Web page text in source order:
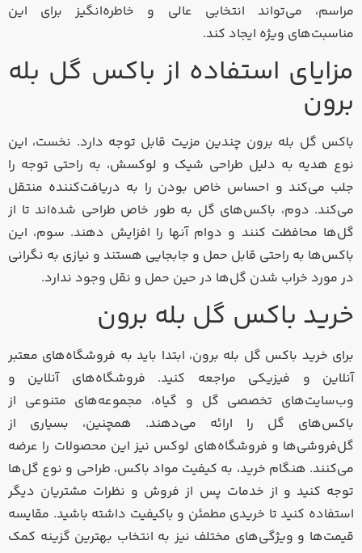
مراسم، می‌تواند انتخابی عالی و خاطره‌انگیز برای این
مناسبت‌های ویژه ایجاد کند.
مزایای استفاده از باکس گل بله
برون
باکس گل بله برون چندین مزیت قابل توجه دارد. نخست، این
نوع هدیه به دلیل طراحی شیک و لوکسش، به راحتی توجه را
جلب می‌کند و احساس خاص بودن را به دریافت‌کننده منتقل
می‌کند. دوم، باکس‌های گل به طور خاص طراحی شده‌اند تا از
گل‌ها محافظت کنند و دوام آنها را افزایش دهند. سوم، این
باکس‌ها به راحتی قابل حمل و جابجایی هستند و نیازی به نگرانی
در مورد خراب شدن گل‌ها در حین حمل و نقل وجود ندارد.
خرید باکس گل بله برون
برای خرید باکس گل بله برون، ابتدا باید به فروشگاه‌های معتبر
آنلاین و فیزیکی مراجعه کنید. فروشگاه‌های آنلاین و
وب‌سایت‌های تخصصی گل و گیاه، مجموعه‌های متنوعی از
باکس‌های گل را ارائه می‌دهند. همچنین، بسیاری از
گل‌فروشی‌ها و فروشگاه‌های لوکس نیز این محصولات را عرضه
می‌کنند. هنگام خرید، به کیفیت مواد باکس، طراحی و نوع گل‌ها
توجه کنید و از خدمات پس از فروش و نظرات مشتریان دیگر
استفاده کنید تا خریدی مطمئن و باکیفیت داشته باشید. مقایسه
قیمت‌ها و ویژگی‌های مختلف نیز به انتخاب بهترین گزینه کمک